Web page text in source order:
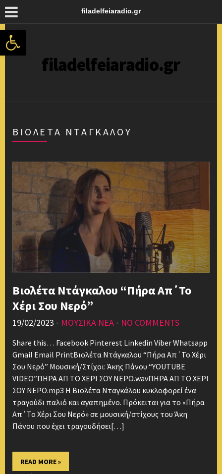
Ανοίξτε τη γραμμή εργαλείων
filadelfeiaradio.gr
filadelfeiaradio.gr
ΒΙΟΛΈΤΑ ΝΤΑΓΚΑΛΟΥ
Βιολέτα Ντάγκαλου “Πήρα Απ΄Το
Χέρι Σου Νερό”
19/02/2023 • ΜΟΥΣΙΚΑ ΝΕΑ • NO COMMENTS
Share this… Facebook Pinterest Linkedin Viber Whatsapp
Gmail Email PrintΒιολέτα Ντάγκαλου “Πήρα Απ΄Το Χέρι
Σου Νερό” Μουσική/Στίχοι: Άκης Πάνου “YOUTUBE
VIDEO”ΠΗΡΑ ΑΠ ΤΟ ΧΕΡΙ ΣΟΥ ΝΕΡΟ.wavΠΗΡΑ ΑΠ ΤΟ ΧΕΡΙ
ΣΟΥ ΝΕΡΟ.mp3 Η Βιολέτα Νταγκάλου κυκλοφορεί ένα
τραγούδι παλιό και αγαπημένο. Πρόκειται για το «Πήρα
Απ΄Το Χέρι Σου Νερό» σε μουσική/στίχους του Άκη
Πάνου που έχει τραγουδήσει[…]
READ MORE »